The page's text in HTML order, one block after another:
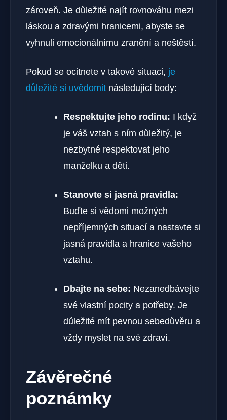
zároveň. Je důležité najít rovnováhu mezi
láskou a zdravými hranicemi, abyste se
vyhnuli emocionálnímu zranění a neštěstí.
Pokud se ocitnete v takové situaci, je
důležité si uvědomit následující body:
Respektujte jeho rodinu: I když
je váš vztah s ním důležitý, je
nezbytné respektovat jeho
manželku a děti.
Stanovte si jasná pravidla:
Buďte si vědomi možných
nepříjemných situací a nastavte si
jasná pravidla a hranice vašeho
vztahu.
Dbajte na sebe: Nezanedbávejte
své vlastní pocity a potřeby. Je
důležité mít pevnou sebedůvěru a
vždy myslet na své zdraví.
Závěrečné
poznámky